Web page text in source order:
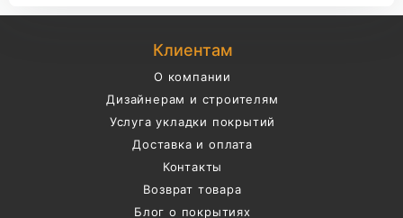
Клиентам
О компании
Дизайнерам и строителям
Услуга укладки покрытий
Доставка и оплата
Контакты
Возврат товара
Блог о покрытиях